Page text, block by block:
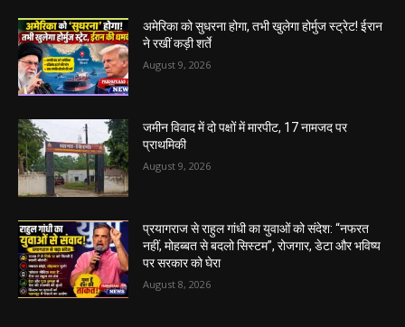
अमेरिका को सुधरना होगा, तभी खुलेगा होर्मुज स्ट्रेट! ईरान
ने रखीं कड़ी शर्ते
August 9, 2026
जमीन विवाद में दो पक्षों में मारपीट, 17 नामजद पर
प्राथमिकी
August 9, 2026
प्रयागराज से राहुल गांधी का युवाओं को संदेश: “नफरत
नहीं, मोहब्बत से बदलो सिस्टम”, रोजगार, डेटा और भविष्य
पर सरकार को घेरा
August 8, 2026